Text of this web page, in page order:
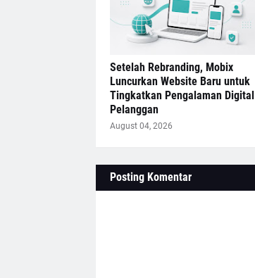
Setelah Rebranding, Mobix
Luncurkan Website Baru untuk
Tingkatkan Pengalaman Digital
Pelanggan
August 04, 2026
Posting Komentar